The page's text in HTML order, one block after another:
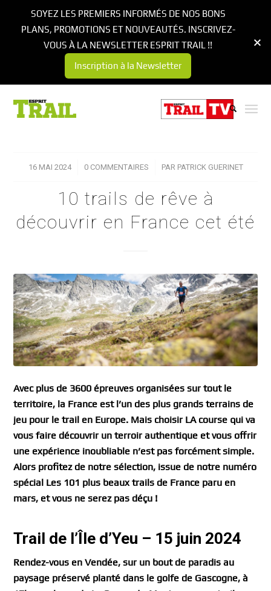
16 MAI 2024
/ 0 COMMENTAIRES
/ PAR PATRICK GUERINET
10 trails de rêve à
découvrir en France cet été
Avec plus de 3600 épreuves organisées sur tout le
territoire, la France est l’un des plus grands terrains de
jeu pour le trail en Europe. Mais choisir LA course qui va
vous faire découvrir un terroir authentique et vous offrir
une expérience inoubliable n’est pas forcément simple.
Alors profitez de notre sélection, issue de notre numéro
spécial Les 101 plus beaux trails de France paru en
mars, et vous ne serez pas déçu !
Trail de l’Île d’Yeu – 15 juin 2024
Rendez-vous en Vendée, sur un bout de paradis au
paysage préservé planté dans le golfe de Gascogne, à
SOYEZ LES PREMIERS INFORMÉS DE NOS BONS
PLANS, PROMOTIONS ET NOUVEAUTÉS. INSCRIVEZ-
VOUS À LA NEWSLETTER ESPRIT TRAIL !!
Inscription à la Newsletter